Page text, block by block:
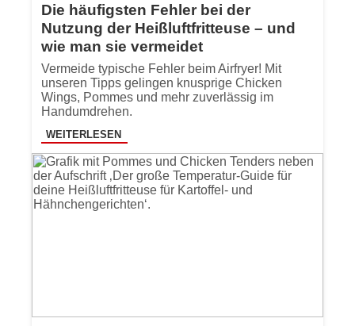
Die häufigsten Fehler bei der
Nutzung der Heißluftfritteuse – und
wie man sie vermeidet
Vermeide typische Fehler beim Airfryer! Mit
unseren Tipps gelingen knusprige Chicken
Wings, Pommes und mehr zuverlässig im
Handumdrehen.
WEITERLESEN